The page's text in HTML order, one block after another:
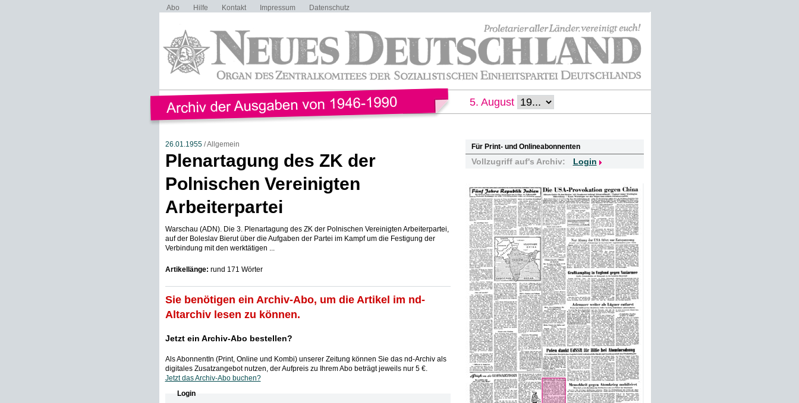
Abo Hilfe Kontakt Impressum Datenschutz
5. August
26.01.1955/ Allgemein
Plenartagung des ZK der
Polnischen Vereinigten
Arbeiterpartei
Warschau (ADN). Die 3. Plenartagung des ZK der Polnischen Vereinigten Arbeiterpartei,
auf der Boleslav Bierut über die Aufgaben der Partei im Kampf um die Festigung der
Verbindung mit den werktätigen ...
Artikellänge: rund 171 Wörter
Sie benötigen ein Archiv-Abo, um die Artikel im nd-
Altarchiv lesen zu können.
Jetzt ein Archiv-Abo bestellen?
Als AbonnentIn (Print, Online und Kombi) unserer Zeitung können Sie das nd-Archiv als
digitales Zusatzangebot nutzen, der Aufpreis zu Ihrem Abo beträgt jeweils nur 5 €.
Jetzt das Archiv-Abo buchen?
Login
Für Print- und Onlineabonnenten
Vollzugriff auf's Archiv: Login